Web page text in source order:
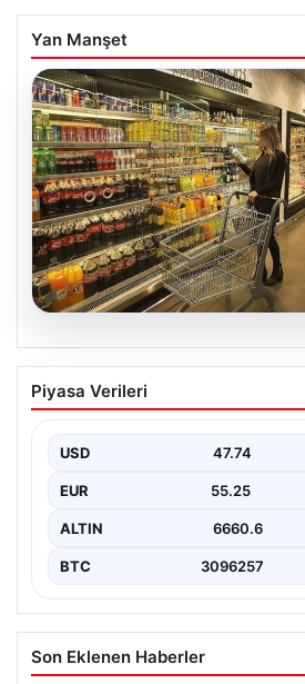
Yan Manşet
07.08.2026
Enflasyon verileri ne
açıklanacak? 2026 TÜİK
Piyasa Verileri
USD 47.74
EUR 55.25
ALTIN 6660.6
BTC 3096257
Son Eklenen Haberler